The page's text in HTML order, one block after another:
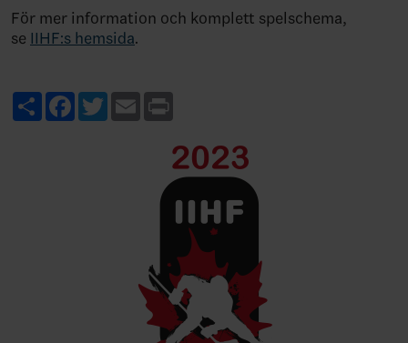
För mer information och komplett spelschema,
se IIHF:s hemsida.
ShareFacebook
TwitterEmail